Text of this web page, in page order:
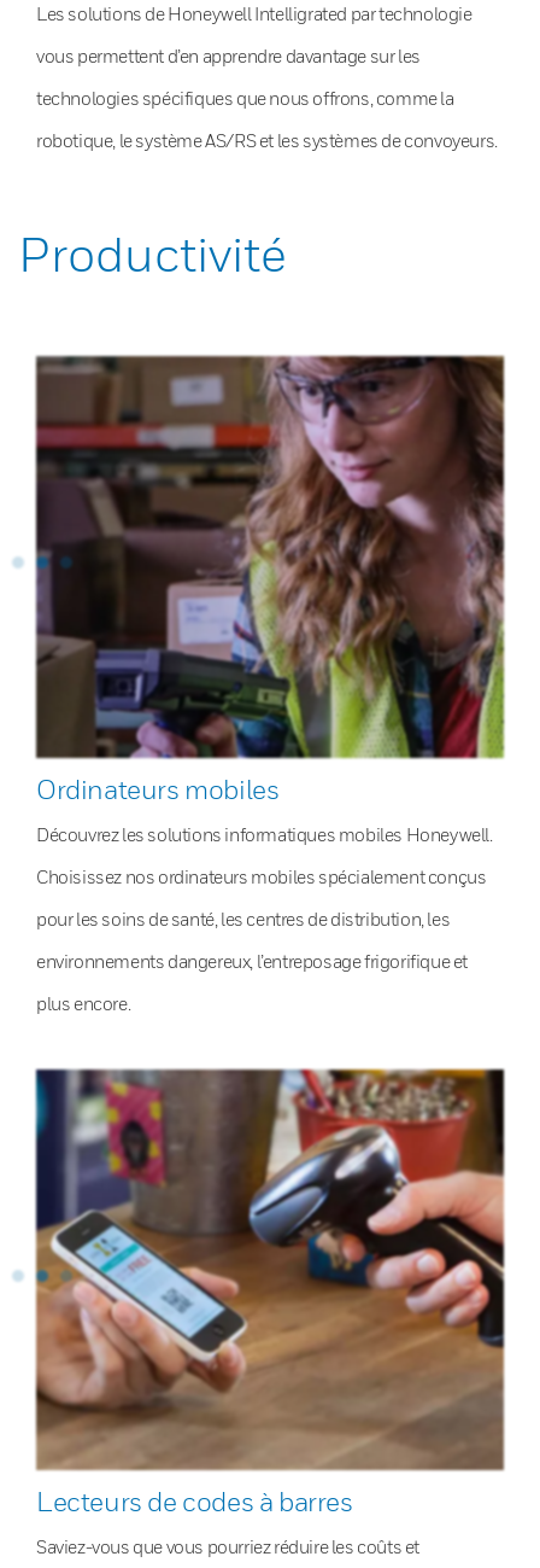
Les solutions de Honeywell Intelligrated par technologie
vous permettent d’en apprendre davantage sur les
technologies spécifiques que nous offrons, comme la
robotique, le système AS/RS et les systèmes de convoyeurs.
Productivité
Ordinateurs mobiles
Découvrez les solutions informatiques mobiles Honeywell.
Choisissez nos ordinateurs mobiles spécialement conçus
pour les soins de santé, les centres de distribution, les
environnements dangereux, l’entreposage frigorifique et
plus encore.
Lecteurs de codes à barres
Saviez-vous que vous pourriez réduire les coûts et